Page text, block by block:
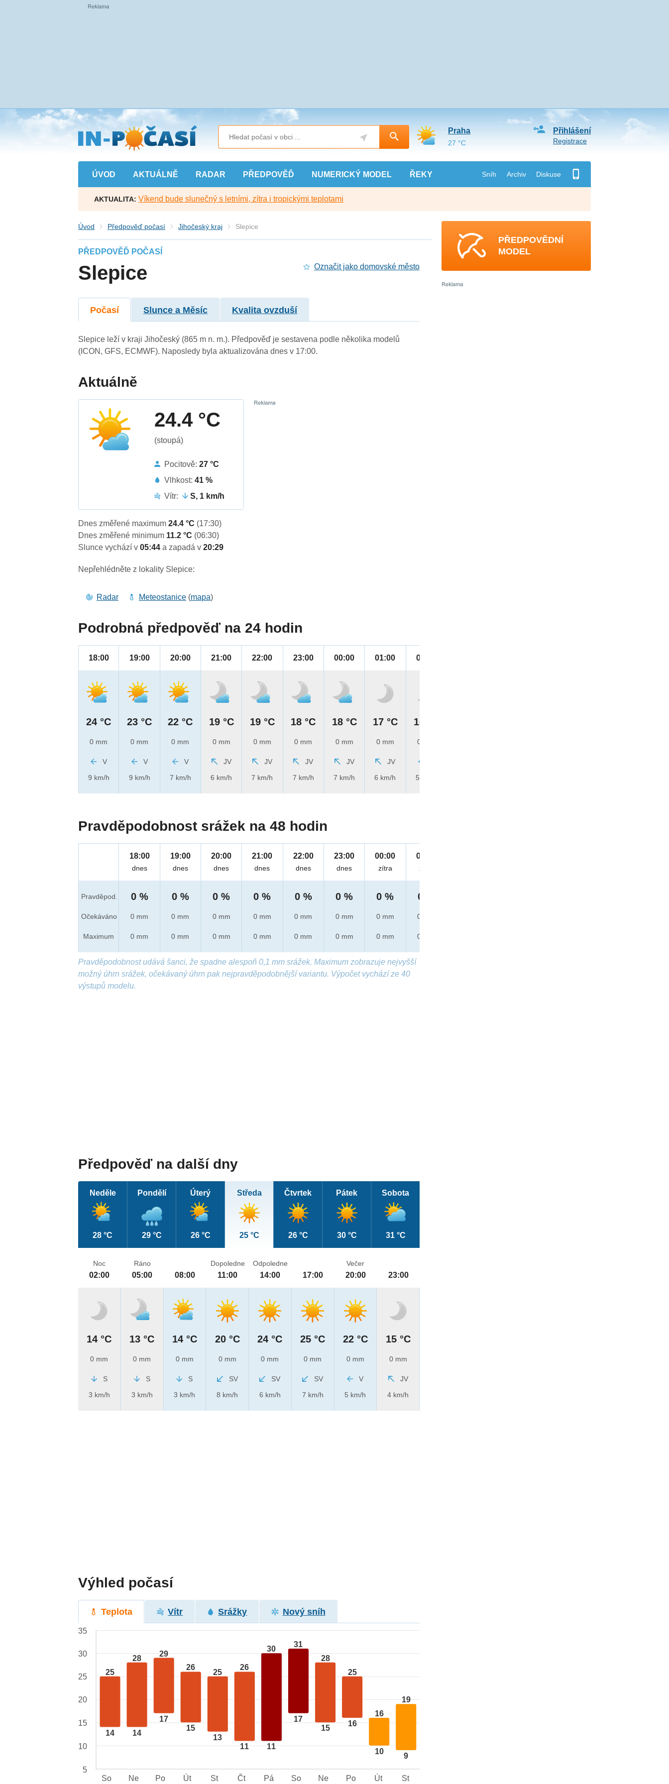
Přejít
na
hlavní
obsah
ÚVOD AKTUÁLNĚ RADAR PŘEDPOVĚĎ NUMERICKÝ MODEL ŘEKY Sníh Archiv Diskuse
Přihlášení
Registrace
Praha
27 °C
AKTUALITA: Víkend bude slunečný s letními, zítra i tropickými teplotami
Úvod Předpověď počasí Jihočeský kraj Slepice
PŘEDPOVĚĎ POČASÍ
Slepice Označit jako domovské město
Počasí Slunce a Měsíc Kvalita ovzduší
Slepice leží v kraji Jihočeský (865 m n. m.). Předpověď je sestavena podle několika modelů
(ICON, GFS, ECMWF). Naposledy byla aktualizována dnes v 17:00.
Aktuálně
24.4 °C
(stoupá)
Pocitově:27 °C
Vlhkost:41 %
Vítr:
S, 1 km/h
Dnes změřené maximum24.4 °C (17:30)
Dnes změřené minimum 11.2 °C (06:30)
Slunce vychází v05:44a zapadá v20:29
Nepřehlédněte z lokality Slepice:
Radar Meteostanice (mapa)
Podrobná předpověď na 24 hodin
18:00
24 °C
0 mm
V
9 km/h
19:00
23 °C
0 mm
V
9 km/h
20:00
22 °C
0 mm
V
7 km/h
21:00
19 °C
0 mm
JV
6 km/h
22:00
19 °C
0 mm
JV
7 km/h
23:00
18 °C
0 mm
JV
7 km/h
00:00
18 °C
0 mm
JV
7 km/h
01:00
17 °C
0 mm
JV
6 km/h
02:00
16 °C
0 mm
5 km/h
Pravděpodobnost srážek na 48 hodin
Pravděpod.
Očekáváno
Maximum
18:00
dnes
0 %
0 mm
0 mm
19:00
dnes
0 %
0 mm
0 mm
20:00
dnes
0 %
0 mm
0 mm
21:00
dnes
0 %
0 mm
0 mm
22:00
dnes
0 %
0 mm
0 mm
23:00
dnes
0 %
0 mm
0 mm
00:00
zítra
0 %
0 mm
0 mm
01:00
zítra
0 %
0 mm
0 mm
Pravděpodobnost udává šanci, že spadne alespoň 0,1 mm srážek. Maximum zobrazuje nejvyšší
možný úhrn srážek, očekávaný úhrn pak nejpravděpodobnější variantu. Výpočet vychází ze 40
výstupů modelu.
Předpověď na další dny
Neděle
28 °C
Pondělí
29 °C
Úterý
26 °C
Středa
25 °C
Čtvrtek
26 °C
Pátek
30 °C
Sobota
31 °C
Noc
02:00
14 °C
0 mm
S
3 km/h
Ráno
05:00
13 °C
0 mm
S
3 km/h
08:00
14 °C
0 mm
S
3 km/h
Dopoledne
11:00
20 °C
0 mm
SV
8 km/h
Odpoledne
14:00
24 °C
0 mm
SV
6 km/h
17:00
25 °C
0 mm
SV
7 km/h
Večer
20:00
22 °C
0 mm
V
5 km/h
23:00
15 °C
0 mm
JV
4 km/h
Výhled počasí
Teplota Vítr Srážky Nový sníh
25
14
28
14
29
17
26
15
25
13
26
11
30
11
31
17
28
15
25
16
16
10
19
9
35
30
25
20
15
10
5
So
Ne Po Út St Čt Pá So Ne Po Út St
PŘEDPOVĚDNÍ
MODEL